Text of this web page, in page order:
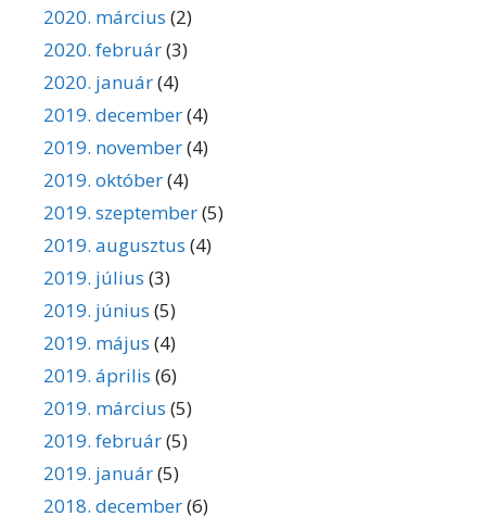
2020. március (2)
2020. február(3)
2020. január(4)
2019. december(4)
2019. november(4)
2019. október(4)
2019. szeptember(5)
2019. augusztus (4)
2019. július (3)
2019. június (5)
2019. május (4)
2019. április (6)
2019. március (5)
2019. február(5)
2019. január(5)
2018. december(6)